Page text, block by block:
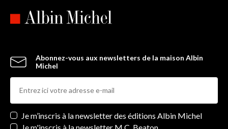
Abonnez-vous aux newsletters de la maison Albin
Michel
Newsletters
Je m’inscris à la newsletter des éditions Albin Michel